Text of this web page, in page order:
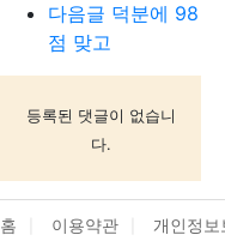
다음글 덕분에 98
점 맞고
등록된 댓글이 없습니
다.
홈 이용약관 개인정보